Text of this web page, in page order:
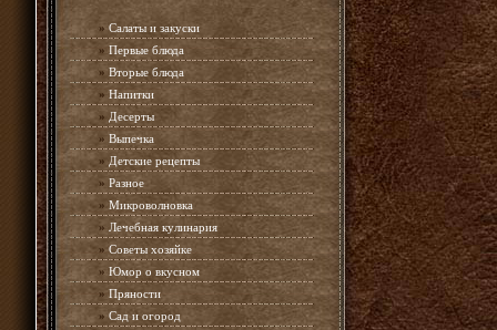
» Салаты и закуски
» Первые блюда
» Вторые блюда
» Напитки
»Десерты
» Выпечка
» Детские рецепты
» Разное
» Микроволновка
» Лечебная кулинария
» Советы хозяйке
» Юмор о вкусном
» Пряности
» Сад и огород